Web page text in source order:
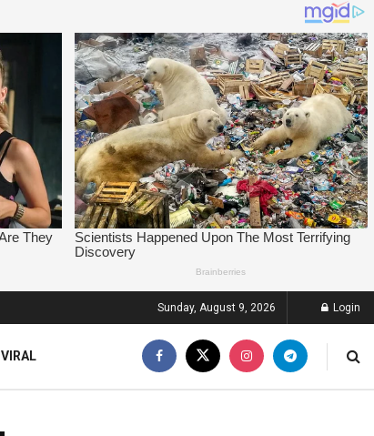
Sunday, August 9, 2026 Login